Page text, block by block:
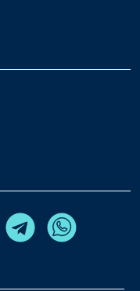
Youtube TelegramWhatsapp